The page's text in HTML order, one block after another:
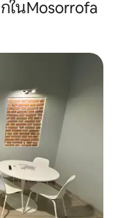
นMosorrofa